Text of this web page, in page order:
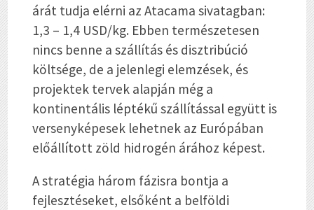
árát tudja elérni az Atacama sivatagban:
1,3 – 1,4 USD/kg. Ebben természetesen
nincs benne a szállítás és disztribúció
költsége, de a jelenlegi elemzések, és
projektek tervek alapján még a
kontinentális léptékű szállítással együtt is
versenyképesek lehetnek az Európában
előállított zöld hidrogén árához képest.
A stratégia három fázisra bontja a
fejlesztéseket, elsőként a belföldi